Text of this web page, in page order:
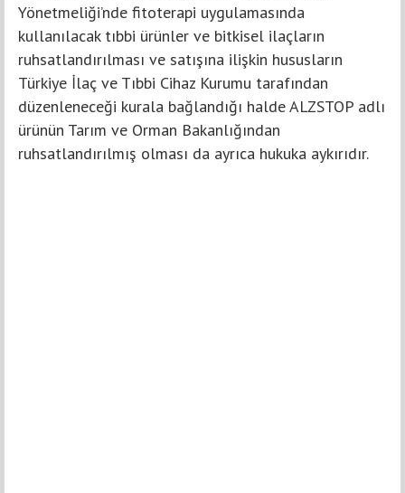
Yönetmeliği’nde fitoterapi uygulamasında
kullanılacak tıbbi ürünler ve bitkisel ilaçların
ruhsatlandırılması ve satışına ilişkin hususların
Türkiye İlaç ve Tıbbi Cihaz Kurumu tarafından
düzenleneceği kurala bağlandığı halde ALZSTOP adlı
ürünün Tarım ve Orman Bakanlığından
ruhsatlandırılmış olması da ayrıca hukuka aykırıdır.